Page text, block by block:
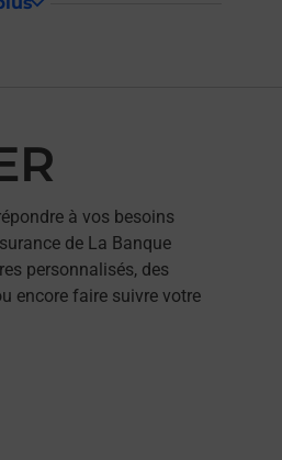
à vos besoins
de La Banque
personnalisés, des
encore faire suivre votre